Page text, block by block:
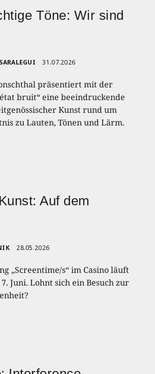
Töne: Wir sind
31.07.2026
präsentiert mit der
bruit“ eine beeindruckende
Kunst rund um
zu Lauten, Tönen und Lärm.
Auf dem
28.05.2026
„Screentime/s“ im Casino läuft
Juni. Lohnt sich ein Besuch zur